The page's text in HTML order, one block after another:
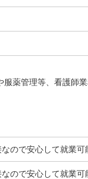
薬管理等、看護師業
ので安心して就業
ので安心して就業